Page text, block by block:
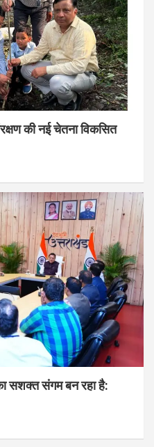
की नई चेतना विकसित
सशक्त संगम बन रहा है: